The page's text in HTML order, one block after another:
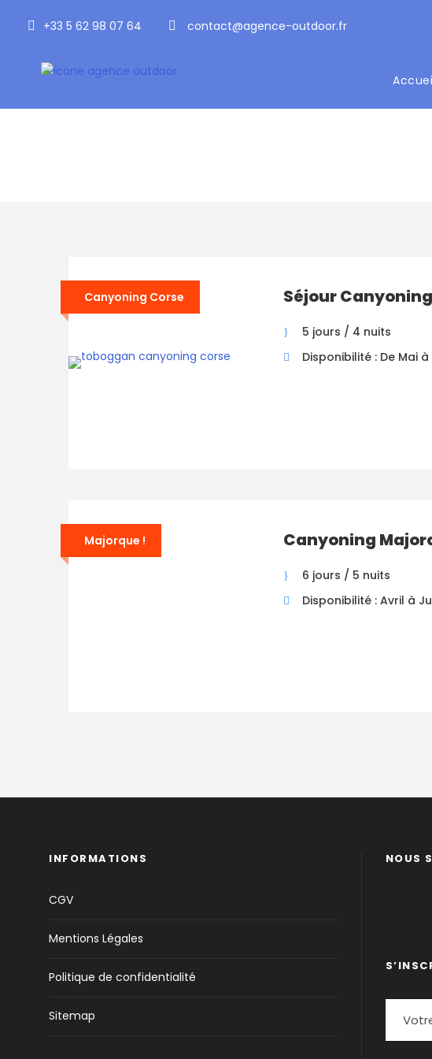
+33 5 62 98 07 64 contact@agence-outdoor.fr
Canyoning Corse Séjour
5 jours / 4 nuits
Disponibilité : De Mai
Majorque ! Canyoning
6 jours / 5 nuits
Disponibilité : Avril à
INFORMATIONS
CGV
Mentions Légales
Politique de confidentialité
Sitemap
NOUS